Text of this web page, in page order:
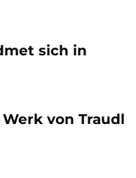
sich in
von Traudl